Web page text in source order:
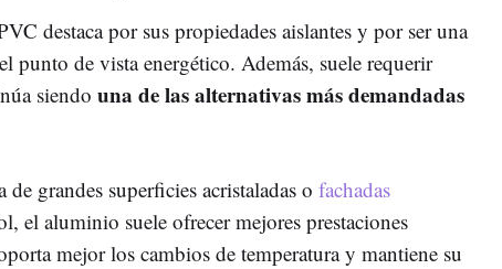
destaca por sus propiedades aislantes y por ser una
punto de vista energético. Además, suele requerir
siendo una de las alternativas más demandadas
grandes superficies acristaladas o fachadas
el aluminio suele ofrecer mejores prestaciones
mejor los cambios de temperatura y mantiene su